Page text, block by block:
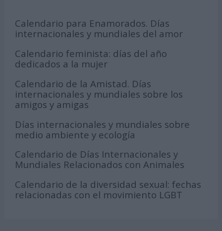
Calendario para Enamorados. Días
internacionales y mundiales del amor
Calendario feminista: días del año
dedicados a la mujer
Calendario de la Amistad. Días
internacionales y mundiales sobre los
amigos y amigas
Días internacionales y mundiales sobre
medio ambiente y ecología
Calendario de Días Internacionales y
Mundiales Relacionados con Animales
Calendario de la diversidad sexual: fechas
relacionadas con el movimiento LGBT